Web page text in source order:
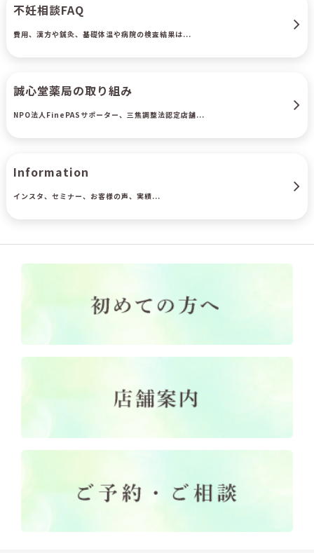
不妊相談FAQ
費用、漢方や鍼灸、基礎体温や病院の検査結果は...
誠心堂薬局の取り組み
NPO法人FinePASサポーター、三焦調整法認定店舗...
Information
インスタ、セミナー、お客様の声、実績...